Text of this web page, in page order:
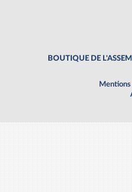
BOUTIQUE DE
Mentions